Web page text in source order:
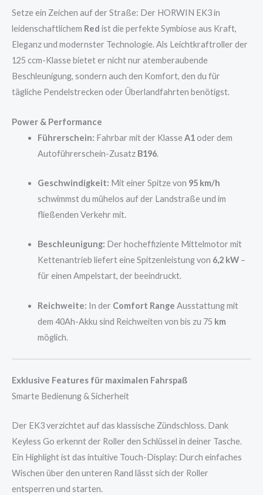
Setze ein Zeichen auf der Straße: Der HORWIN EK3 in
leidenschaftlichem Red ist die perfekte Symbiose aus Kraft,
Eleganz und modernster Technologie. Als Leichtkraftroller der
125 ccm-Klasse bietet er nicht nur atemberaubende
Beschleunigung, sondern auch den Komfort, den du für
tägliche Pendelstrecken oder Überlandfahrten benötigst.
Power & Performance
Führerschein: Fahrbar mit der KlasseA1oder dem
Autoführerschein-Zusatz B196.
Geschwindigkeit: Mit einer Spitze von 95 km/h
schwimmst du mühelos auf der Landstraße und im
fließenden Verkehr mit.
Beschleunigung: Der hocheffiziente Mittelmotor mit
Kettenantrieb liefert eine Spitzenleistung von 6,2 kW–
für einen Ampelstart, der beeindruckt.
Reichweite: In der Comfort Range Ausstattung mit
dem 40Ah-Akku sind Reichweiten von bis zu 75 km
möglich.
Exklusive Features für maximalen Fahrspaß
Smarte Bedienung & Sicherheit
Der EK3 verzichtet auf das klassische Zündschloss. Dank
Keyless Go erkennt der Roller den Schlüssel in deiner Tasche.
Ein Highlight ist das intuitive Touch-Display: Durch einfaches
Wischen über den unteren Rand lässt sich der Roller
entsperren und starten.